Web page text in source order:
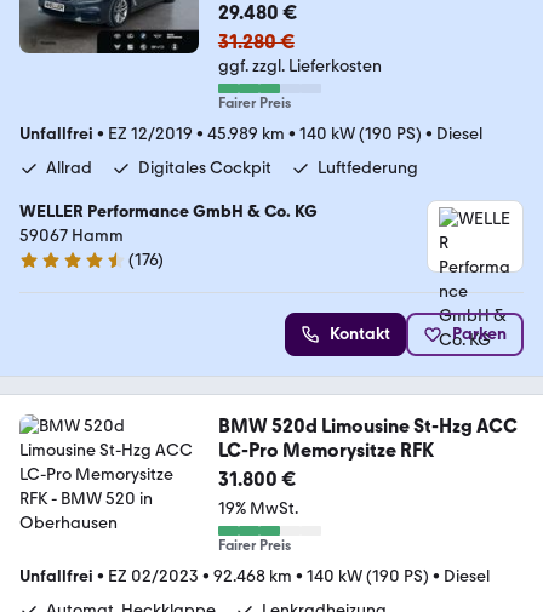
29.480 €
31.280 €
ggf. zzgl. Lieferkosten
Fairer Preis
Unfallfrei • EZ 12/2019 • 45.989 km • 140 kW (190 PS) • Diesel
Allrad
Digitales Cockpit Luftfederung
WELLER Performance GmbH & Co. KG
59067 Hamm
4.6 Sterne
(176)
Kontakt Parken
BMW 520d Limousine St-Hzg ACC
LC-Pro Memorysitze RFK
31.800 €
19% MwSt.
Fairer Preis
Unfallfrei • EZ 02/2023 • 92.468 km • 140 kW (190 PS) • Diesel